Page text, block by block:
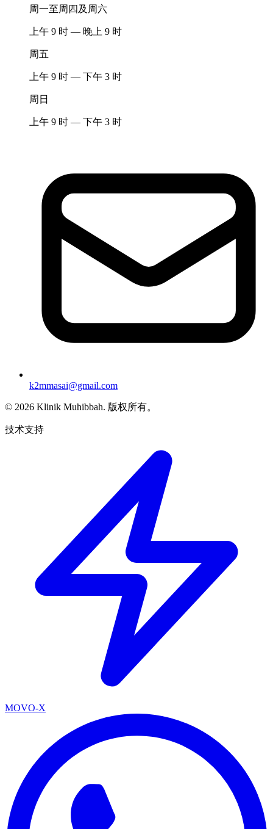
周一至周四及周六
上午 9 时 — 晚上 9 时
周五
上午 9 时 — 下午 3 时
周日
上午 9 时 — 下午 3 时
k2mmasai@gmail.com
© 2026 Klinik Muhibbah. 版权所有。
技术支持
MOVO-X